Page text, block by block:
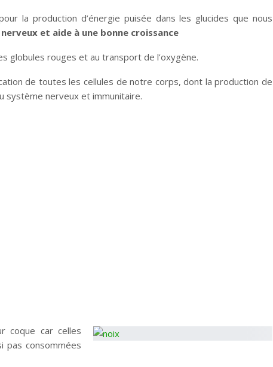
la production d’énergie puisée dans les glucides que nous
nerveux et aide à une bonne croissance
globules rouges et au transport de l’oxygène.
de toutes les cellules de notre corps, dont la production de
système nerveux et immunitaire.
coque car celles
pas consommées